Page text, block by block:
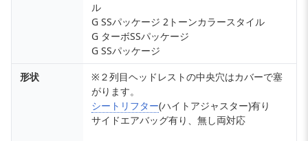
ル
G SSパッケージ 2トーンカラースタイル
G ターボSSパッケージ
G SSパッケージ
形状
※２列目ヘッドレストの中央穴はカバーで塞
がります。
シートリフター(ハイトアジャスター)有り
サイドエアバッグ有り、無し両対応